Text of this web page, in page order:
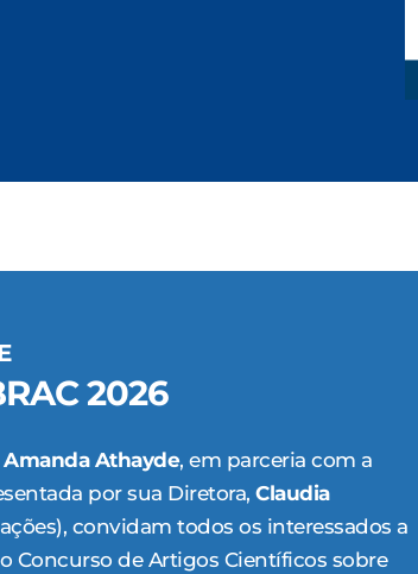
2026
Amanda Athayde, em parceria com a
por sua Diretora, Claudia
convidam todos os interessados a
Concurso de Artigos Científicos sobre